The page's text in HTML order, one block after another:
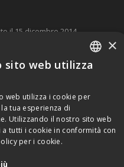
il 15 dicembre 2014.
comunicazioni
sulle novità.
ITALIAN
×
sito web utilizza
web utilizza i cookie per
tua esperienza di
Utilizzando il nostro sito web
a tutti i cookie in conformità con
per i cookie.